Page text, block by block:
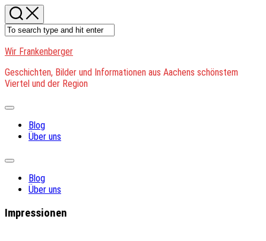
Skip
to
content
Wir Frankenberger
Geschichten, Bilder und Informationen aus Aachens schönstem
Viertel und der Region
Expand
Blog
Über uns
Expand
Blog
Über uns
Impressionen